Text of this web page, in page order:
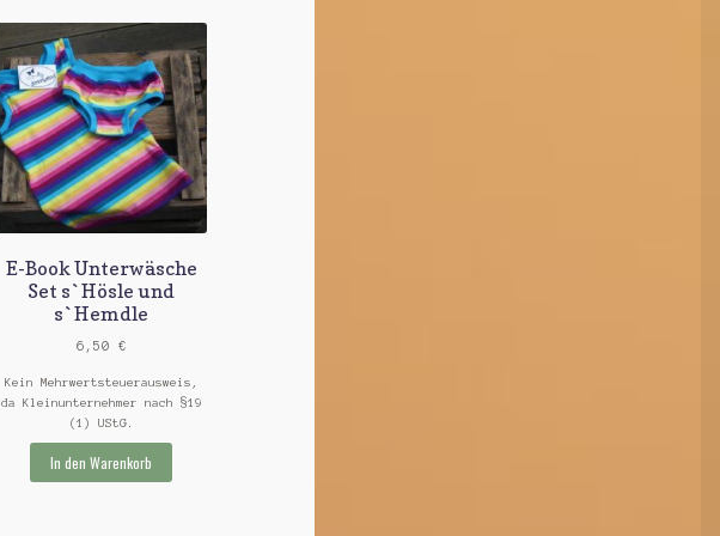
E-Book Unterwäsche
Set s`Hösle und
s`Hemdle
6,50 €
Kein Mehrwertsteuerausweis,
da Kleinunternehmer nach §19
(1) UStG.
In den Warenkorb